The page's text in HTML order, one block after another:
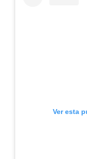
Ver esta